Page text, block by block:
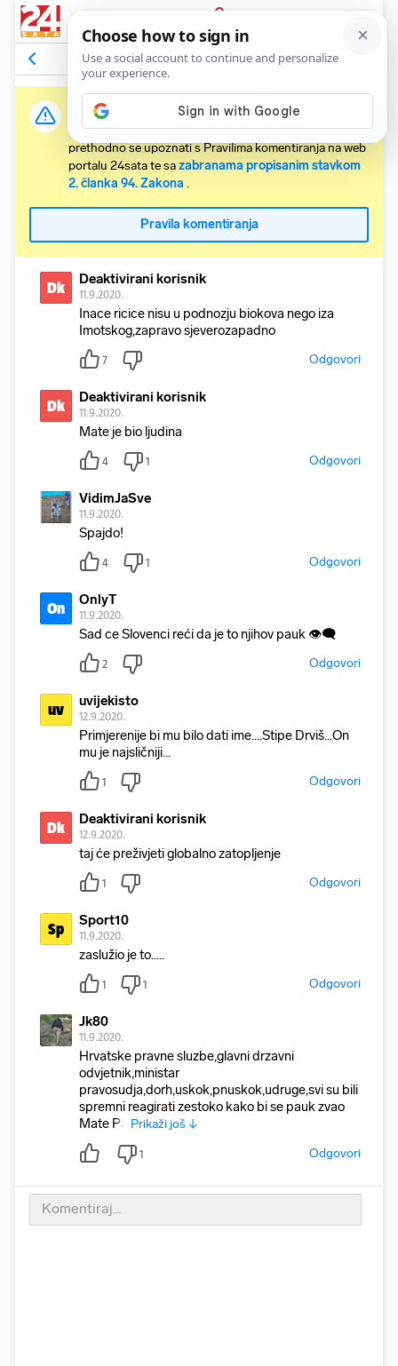
PRIJAVA
Komentari8 Relevantni
Važna obavijest:
Svaki korisnik koji želi komentirati članke obvezan je
prethodno se upoznati s Pravilima komentiranja na web
portalu 24sata te sazabranama propisanim stavkom
2. članka 94. Zakona .
Pravila komentiranja
Dk Deaktivirani korisnik
11.9.2020.
Inace ricice nisu u podnozju biokova nego iza
Imotskog,zapravo sjeverozapadno
7 Odgovori
Dk Deaktivirani korisnik
11.9.2020.
Mate je bio ljudina
4 1 Odgovori
VidimJaSve
11.9.2020.
Spajdo!
4 1 Odgovori
On OnlyT
11.9.2020.
Sad ce Slovenci reći da je to njihov pauk 👁‍🗨
2 Odgovori
uv uvijekisto
12.9.2020.
Primjerenije bi mu bilo dati ime....Stipe Drviš...On
mu je najsličniji...
1 Odgovori
Dk Deaktivirani korisnik
12.9.2020.
taj će preživjeti globalno zatopljenje
1 Odgovori
Sp Sport10
11.9.2020.
zaslužio je to.....
1 1 Odgovori
Jk80
11.9.2020.
Hrvatske pravne sluzbe,glavni drzavni
odvjetnik,ministar
pravosudja,dorh,uskok,pnuskok,udruge,svi su bili
spremni reagirati zestoko kako bi se pauk zvao
Mate Pa Prikaži još ↓
1 Odgovori